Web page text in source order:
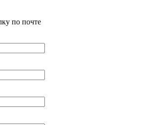
по почте